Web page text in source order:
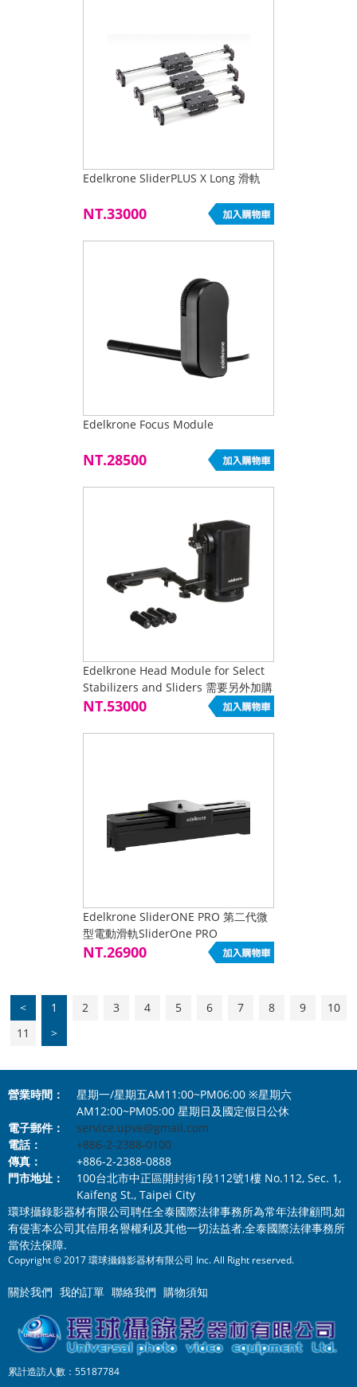
Edelkrone SliderPLUS X Long 滑軌
NT.33000
Edelkrone Focus Module
NT.28500
Edelkrone Head Module for Select
Stabilizers and Sliders 需要另外加購
電池座
NT.53000
Edelkrone SliderONE PRO 第二代微
型電動滑軌SliderOne PRO
NT.26900
< 1 2 3 4 5 6 7 8 9
10
11
>
營業時間：
星期一/星期五AM11:00~PM06:00 ※星期六
AM12:00~PM05:00 星期日及國定假日公休
電子郵件：
service.upve@gmail.com
電話：
+886-2-2388-0100
傳真：
+886-2-2388-0888
門市地址：
100台北市中正區開封街1段112號1樓 No.112, Sec. 1,
Kaifeng St., Taipei City
環球攝錄影器材有限公司聘任全泰國際法律事務所為常年法律顧問,如
有侵害本公司其信用名譽權利及其他一切法益者,全泰國際法律事務所
當依法保障.
Copyright © 2017 環球攝錄影器材有限公司 Inc. All Right reserved.
關於我們 我的訂單 聯絡我們 購物須知
累計造訪人數：55187784